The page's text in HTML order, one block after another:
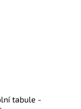
tabule -